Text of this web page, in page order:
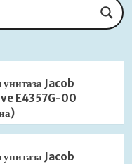
Brive
унитаза Jacob
E4357G-00
унитаза Jacob